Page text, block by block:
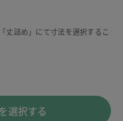
丈詰め」にて寸法を選択するこ
選択する